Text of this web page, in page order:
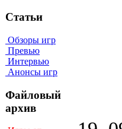
Статьи
Обзоры игр
Превью
Интервью
Анонсы игр
Файловый
архив